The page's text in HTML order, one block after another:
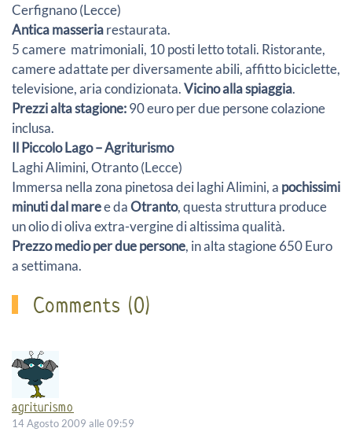
Cerfignano (Lecce)
Antica masseriarestaurata.
5 camere matrimoniali, 10 posti letto totali. Ristorante,
camere adattate per diversamente abili, affitto biciclette,
televisione, aria condizionata.Vicino alla spiaggia.
Prezzi alta stagione:90 euro per due persone colazione
inclusa.
Il Piccolo Lago – Agriturismo
Laghi Alimini, Otranto (Lecce)
Immersa nella zona pinetosa dei laghi Alimini, a pochissimi
minuti dal maree daOtranto, questa struttura produce
un olio di oliva extra-vergine di altissima qualità.
Prezzo medio per due persone, in alta stagione 650 Euro
a settimana.
Comments (0)
agriturismo
14 Agosto 2009 alle 09:59